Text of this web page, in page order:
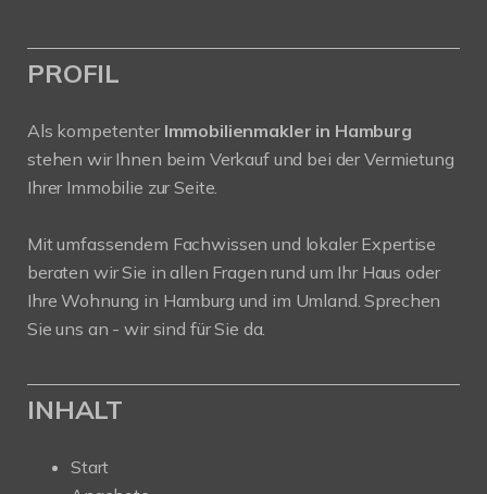
PROFIL
Als kompetenter Immobilienmakler in Hamburg
stehen wir Ihnen beim Verkauf und bei der Vermietung
Ihrer Immobilie zur Seite.
Mit umfassendem Fachwissen und lokaler Expertise
beraten wir Sie in allen Fragen rund um Ihr Haus oder
Ihre Wohnung in Hamburg und im Umland. Sprechen
Sie uns an - wir sind für Sie da.
INHALT
Start